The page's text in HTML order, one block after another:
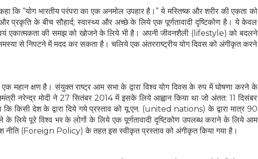
कि “योग भारतीय परंपरा का एक अनमोल उपहार है।” ये मस्तिष्क और शरीर की एकता को
प्रकृति के बीच सौहार्द; स्वास्थ्य और अच्छे के लिये एक पूर्णतावादी दृष्टिकोण है। ये केवल
एकात्मकता की समझ को खोजने के लिये भी है। अपनी जीवनशैली (lifestyle) को बदलने
से निपटने में मदद कर सकता है। चलिये एक अंतरराष्ट्रीय योग दिवस को अंगीकृत करने
एक महान क्षण है। संयुक्त राष्ट्र आम सभा के द्वारा विश्व योग दिवस के रुप में घोषणा करने के
नरेन्द्र मोदी ने 27 सितंबर 2014 में इसके लिये आह्वान किया था जो अंतत: 11 दिसंबर
कि किसी देश के द्वारा दिये गये प्रस्ताव को यू.एन. (united nations) के द्वारा मात्र 90
के लिये पूरे विश्व भर के लोगों के लिये एक पूर्णतावादी दृष्टिकोण उपलब्ध कराने के लिये आम
नीति (Foreign Policy) के तहत इस स्वीकृत प्रस्ताव को अंगीकृत किया गया है।
No Thanks
POWERED BY